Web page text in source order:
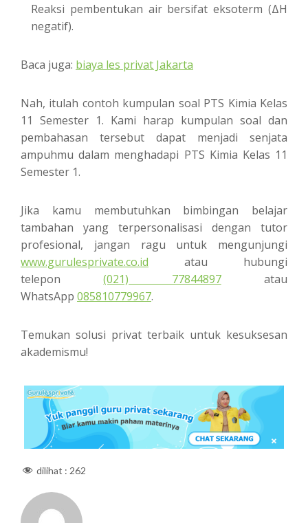
Reaksi pembentukan air bersifat eksoterm (ΔH
negatif).
Baca juga: biaya les privat Jakarta
Nah, itulah contoh kumpulan soal PTS Kimia Kelas
11 Semester 1. Kami harap kumpulan soal dan
pembahasan tersebut dapat menjadi senjata
ampuhmu dalam menghadapi PTS Kimia Kelas 11
Semester 1.
Jika kamu membutuhkan bimbingan belajar
tambahan yang terpersonalisasi dengan tutor
profesional, jangan ragu untuk mengunjungi
www.gurulesprivate.co.id atau hubungi
telepon(021) 77844897atau
WhatsApp 085810779967.
Temukan solusi privat terbaik untuk kesuksesan
akademismu!
dilihat : 262